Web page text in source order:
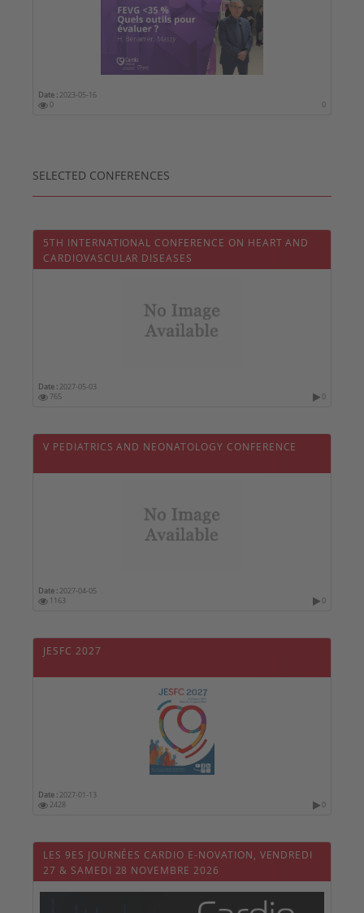
Date : 2023-05-16
0
0
SELECTED CONFERENCES
5TH INTERNATIONAL CONFERENCE ON HEART AND
CARDIOVASCULAR DISEASES
Date : 2027-05-03
765
0
V PEDIATRICS AND NEONATOLOGY CONFERENCE
Date : 2027-04-05
1163
0
JESFC 2027
Date : 2027-01-13
2428
0
LES 9ES JOURNÉES CARDIO E-NOVATION, VENDREDI
27 & SAMEDI 28 NOVEMBRE 2026